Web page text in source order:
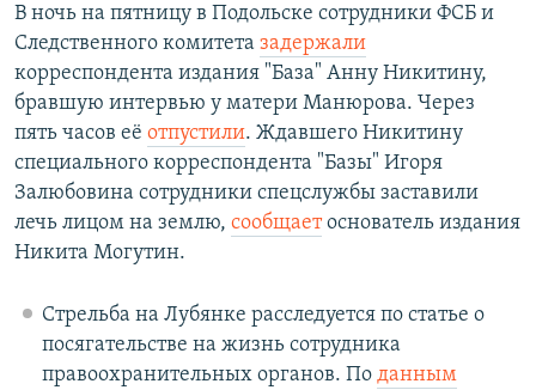
В ночь на пятницу в Подольске сотрудники ФСБ и
Следственного комитета задержали
корреспондента издания "База" Анну Никитину,
бравшую интервью у матери Манюрова. Через
пять часов её отпустили. Ждавшего Никитину
специального корреспондента "Базы" Игоря
Залюбовина сотрудники спецслужбы заставили
лечь лицом на землю, сообщаетоснователь издания
Никита Могутин.
Стрельба на Лубянке расследуется по статье о
посягательстве на жизнь сотрудника
правоохранительных органов. По данным